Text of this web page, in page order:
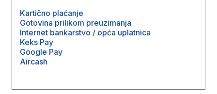
Kartično plaćanje
Gotovina prilikom preuzimanja
Internet bankarstvo / opća uplatnica
Keks Pay
Google Pay
Aircash